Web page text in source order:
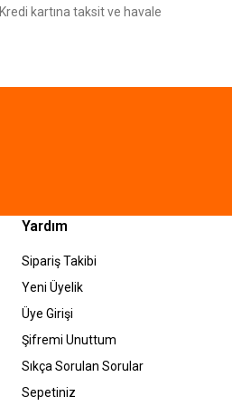
Kredi kartına taksit ve havale
Yardım
Sipariş Takibi
Yeni Üyelik
Üye Girişi
Şifremi Unuttum
Sıkça Sorulan Sorular
Sepetiniz